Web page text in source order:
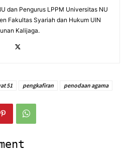
dan Pengurus LPPM Universitas NU
Fakultas Syariah dan Hukum UIN
Kalijaga.
51 pengkafiran penodaan agama